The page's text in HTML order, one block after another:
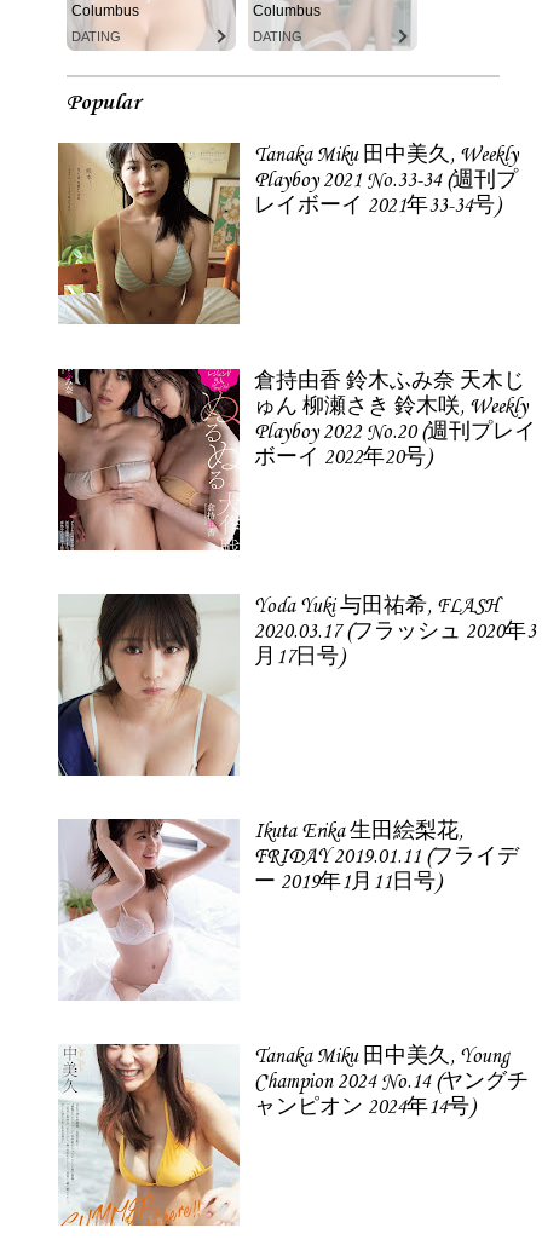
Columbus
DATING
Columbus
DATING
Popular
Tanaka Miku 田中美久, Weekly
Playboy 2021 No.33-34 (週刊プ
レイボーイ 2021年33-34号)
倉持由香 鈴木ふみ奈 天木じ
ゅん 柳瀬さき 鈴木咲, Weekly
Playboy 2022 No.20 (週刊プレイ
ボーイ 2022年20号)
Yoda Yuki 与田祐希, FLASH
2020.03.17 (フラッシュ 2020年3
月17日号)
Ikuta Erika 生田絵梨花,
FRIDAY 2019.01.11 (フライデ
ー 2019年1月11日号)
Tanaka Miku 田中美久, Young
Champion 2024 No.14 (ヤングチ
ャンピオン 2024年14号)